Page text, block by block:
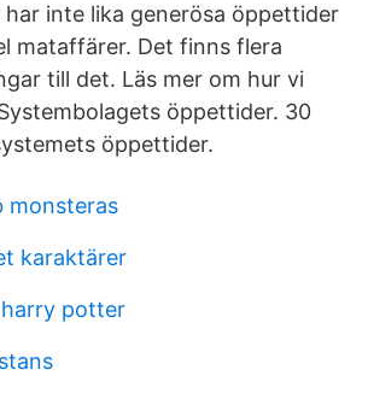
inte lika generösa öppettider
mataffärer. Det finns flera
till det. Läs mer om hur vi
öppettider. 30
öppettider.
monsteras
karaktärer
potter